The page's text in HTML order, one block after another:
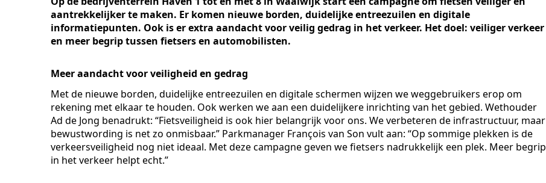
aantrekkelijker te maken. Er komen nieuwe borden, duidelijke entreezuilen en digitale
informatiepunten. Ook is er extra aandacht voor veilig gedrag in het verkeer. Het doel: veiliger verkeer
en meer begrip tussen fietsers en automobilisten.
Meer aandacht voor veiligheid en gedrag
Met de nieuwe borden, duidelijke entreezuilen en digitale schermen wijzen we weggebruikers erop om
rekening met elkaar te houden. Ook werken we aan een duidelijkere inrichting van het gebied. Wethouder
Ad de Jong benadrukt: “Fietsveiligheid is ook hier belangrijk voor ons. We verbeteren de infrastructuur, maar
bewustwording is net zo onmisbaar.” Parkmanager François van Son vult aan: “Op sommige plekken is de
verkeersveiligheid nog niet ideaal. Met deze campagne geven we fietsers nadrukkelijk een plek. Meer begrip
in het verkeer helpt echt.”